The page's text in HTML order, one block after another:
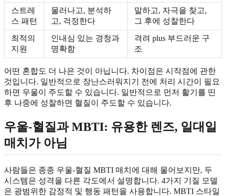
스트레
스 패턴
물러나고, 분석하
고, 걱정한다
말하고, 자극을 찾고,
그 후에 성찰한다
최적의
지원
인내심 있는 경청과
명확함
격려 plus 부드러운 구
조
어떤 혼합도 더 나은 것이 아닙니다. 차이점은 시작점에 관한
것입니다. 일반적으로 장난스러워지기 전에 처리 시간이 필요
하면 우울이 주도할 수 있습니다. 일반적으로 먼저 활기를 띤
후 나중에 성찰하면 혈질이 주도할 수 있습니다.
우울-혈질과 MBTI: 유용한 렌즈, 일대일
매치가 아님
사람들은 종종 우울-혈질 MBTI 매치에 대해 물어보지만, 두
시스템은 성격을 다른 각도에서 설명합니다. 4가지 기질 모델
은 광범위한 감정적 및 행동 패턴을 사용합니다. MBTI 스타일